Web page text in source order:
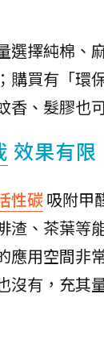
選擇純棉、
購買有「環
香、髮膠也
效果有限
性碳吸附甲
渣、茶葉等
應用空間非
沒有，充其